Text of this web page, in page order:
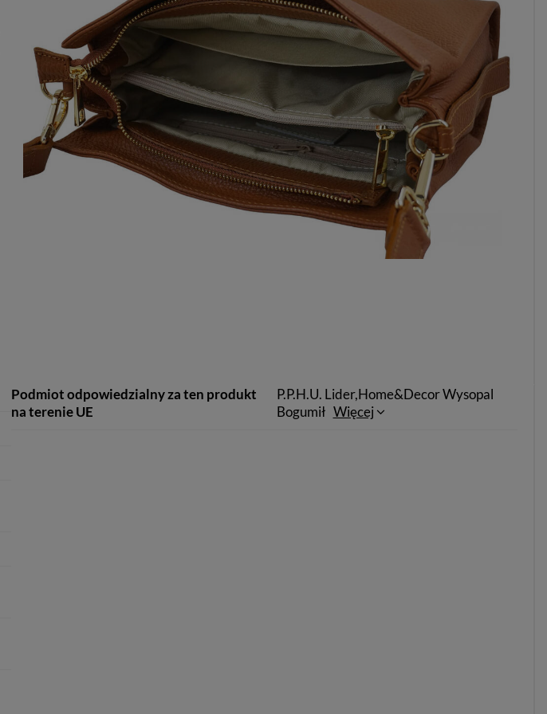
Podmiot odpowiedzialny za ten produkt
na terenie UE
P.P.H.U. Lider,Home&Decor Wysopal
Bogumił Więcej